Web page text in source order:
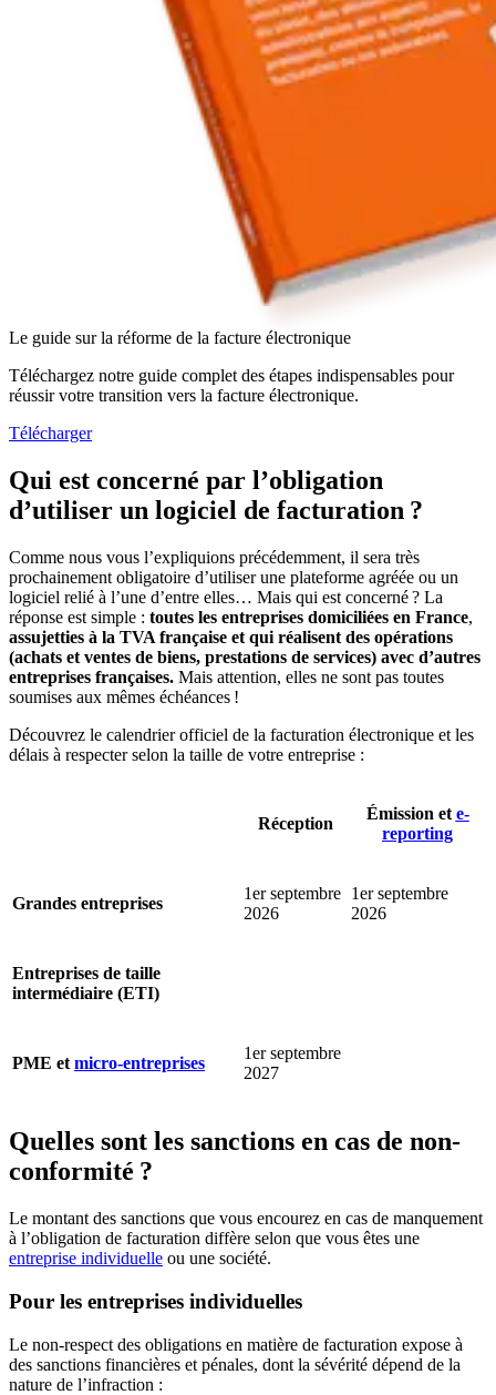
Le guide sur la réforme de la facture électronique
Téléchargez notre guide complet des étapes indispensables pour
réussir votre transition vers la facture électronique.
Télécharger
Qui est concerné par l’obligation
d’utiliser un logiciel de facturation ?
Comme nous vous l’expliquions précédemment, il sera très
prochainement obligatoire d’utiliser une plateforme agréée ou un
logiciel relié à l’une d’entre elles… Mais qui est concerné ? La
réponse est simple : toutes les entreprises domiciliées en France,
assujetties à la TVA française et qui réalisent des opérations
(achats et ventes de biens, prestations de services) avec d’autres
entreprises françaises. Mais attention, elles ne sont pas toutes
soumises aux mêmes échéances !
Découvrez le calendrier officiel de la facturation électronique et les
délais à respecter selon la taille de votre entreprise :
Réception
Émission et e-
reporting
Grandes entreprises
1er septembre
2026
1er septembre
2026
Entreprises de taille
intermédiaire (ETI)
PME et micro-entreprises
1er septembre
2027
Quelles sont les sanctions en cas de non-
conformité ?
Le montant des sanctions que vous encourez en cas de manquement
à l’obligation de facturation diffère selon que vous êtes une
entreprise individuelle ou une société.
Pour les entreprises individuelles
Le non-respect des obligations en matière de facturation expose à
des sanctions financières et pénales, dont la sévérité dépend de la
nature de l’infraction :